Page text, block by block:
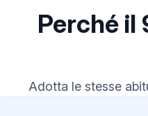
Perché
Adotta le stesse